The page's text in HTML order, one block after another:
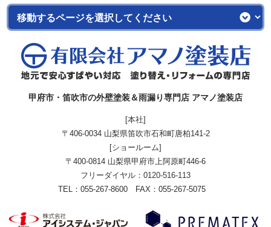
甲府市・笛吹市の外壁塗装＆雨漏り専門店 アマノ塗装店
[本社]
〒406-0034 山梨県笛吹市石和町唐柏141-2
[ショールーム]
〒400-0814 山梨県甲府市上阿原町446-6
フリーダイヤル： 0120-516-113
TEL：055-267-8600 FAX：055-267-5075